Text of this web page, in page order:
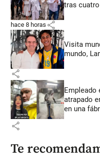
tras
hace 8 horas share
Visita
mundo,
share
Empleado
atrapado
en una
share
Te